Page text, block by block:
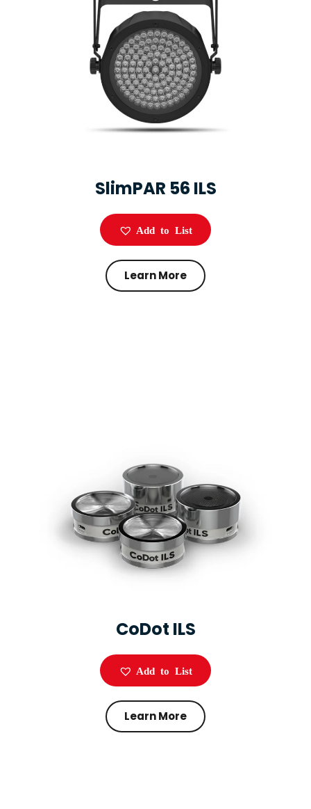
SlimPAR 56 ILS
Add to List
Learn More
CoDot ILS
Add to List
Learn More